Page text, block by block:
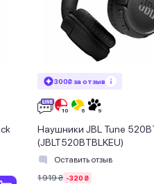
300₴ за отзыв
Наушники JBL Tune
(JBLT520BTBLKEU)
Оставить отзыв
1 919 ₴ -320 ₴